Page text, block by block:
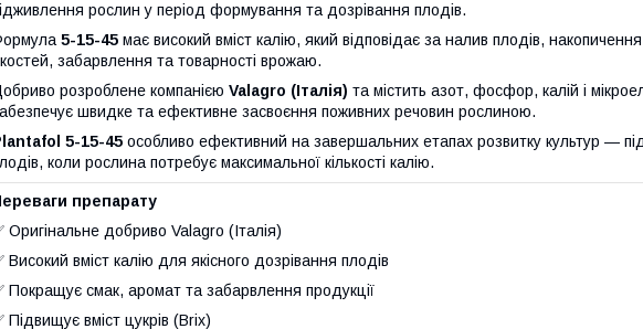
рослин у період формування та дозрівання плодів.
5-15-45 має високий вміст калію, який відповідає за налив плодів,
забарвлення та товарності врожаю.
розроблене компанією Valagro (Італія) та містить азот, фосфор, калій і
швидке та ефективне засвоєння поживних речовин рослиною.
5-15-45 особливо ефективний на завершальних етапах розвитку культур —
коли рослина потребує максимальної кількості калію.
препарату
Оригінальне добриво Valagro (Італія)
Високий вміст калію для якісного дозрівання плодів
Покращує смак, аромат та забарвлення продукції
Підвищує вміст цукрів (Brix)